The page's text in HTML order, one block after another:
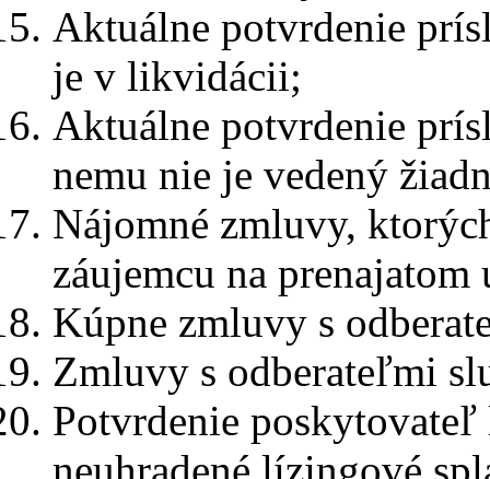
Aktuálne potvrdenie
je v likvidácii;
Aktuálne potvrdenie
nemu nie je vedený
Nájomné zmluvy,
záujemcu na prenajatom
Kúpne zmluvy s
Zmluvy s odberateľmi
Potvrdenie